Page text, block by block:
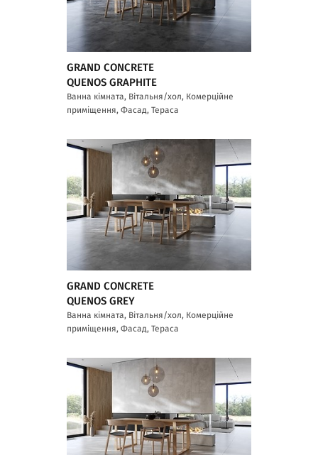
GRAND CONCRETE
QUENOS GRAPHITE
Ванна кімната, Вітальня/хол, Комерційне
приміщення, Фасад, Тераса
GRAND CONCRETE
QUENOS GREY
Ванна кімната, Вітальня/хол, Комерційне
приміщення, Фасад, Тераса